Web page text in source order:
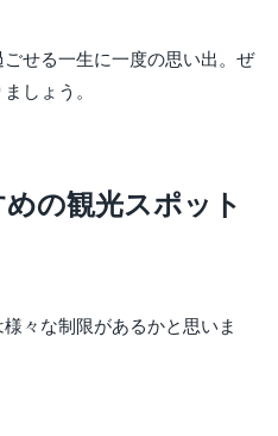
せる一生に一度の思い出。ぜ
しょう。
の観光スポット
々な制限があるかと思いま